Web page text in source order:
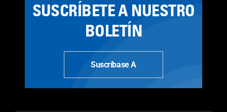
SUSCRÍBETE A NUESTRO
BOLETÍN
Suscríbase A